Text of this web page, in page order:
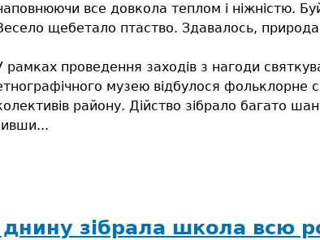
все довкола теплом і ніжністю.
щебетало птаство. Здавалось,
рамках проведення заходів з нагоди
музею відбулося фольклорне
району. Дійство зібрало багато
днину зібрала школа всю